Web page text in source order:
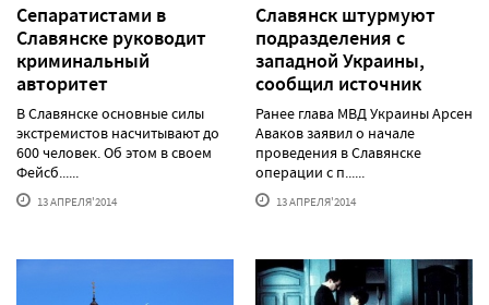
Сепаратистами в
Славянске руководит
криминальный
авторитет
В Славянске основные силы
экстремистов насчитывают до
600 человек. Об этом в своем
Фейсб......
13 АПРЕЛЯ'2014
Славянск штурмуют
подразделения с
западной Украины,
сообщил источник
Ранее глава МВД Украины Арсен
Аваков заявил о начале
проведения в Славянске
операции с п......
13 АПРЕЛЯ'2014